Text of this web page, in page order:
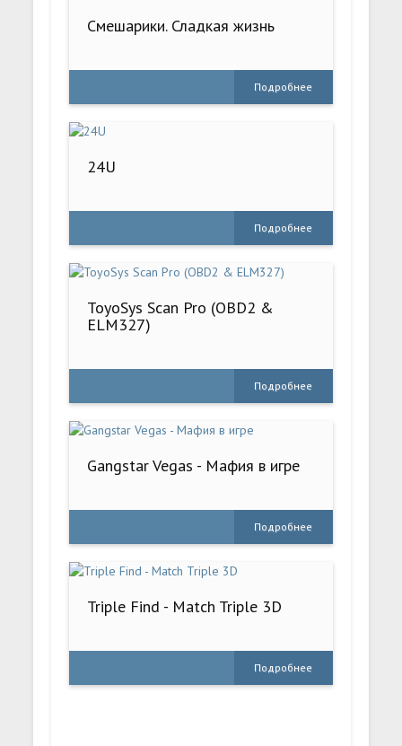
Смешарики. Сладкая жизнь
Подробнее
24U
Подробнее
ToyoSys Scan Pro (OBD2 &
ELM327)
Подробнее
Gangstar Vegas - Мафия в игре
Подробнее
Triple Find - Match Triple 3D
Подробнее